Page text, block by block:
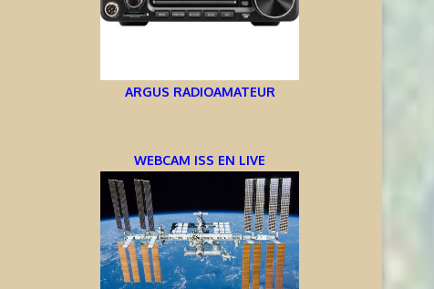
INFORMATIONS OJ0JR ET OJ0YL –
MÄRKET REEF
9 août 2026
LA TEMPÊTE S’APAISE:
ARGUS RADIOAMATEUR
WEBCAM ISS EN LIVE